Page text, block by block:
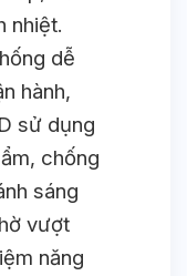
nhiệt.
dễ
hành,
sử dụng
chống
sáng
vượt
năng